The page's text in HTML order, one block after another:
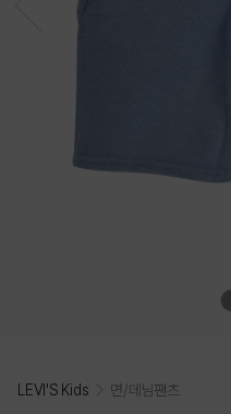
LEVI'S Kids 면/데님팬츠